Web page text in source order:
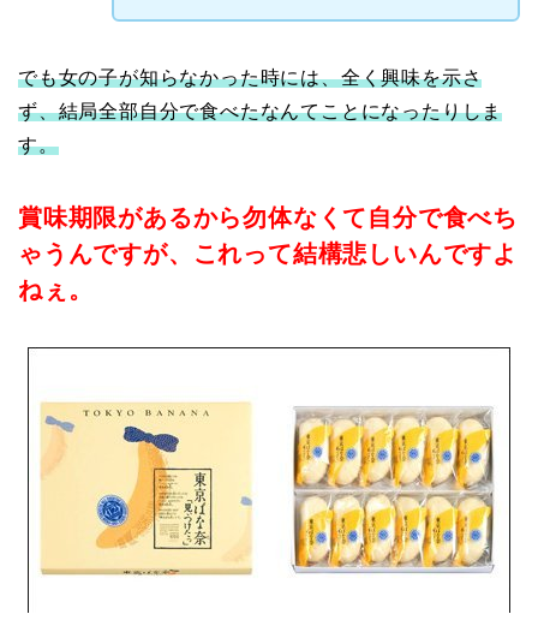
でも女の子が知らなかった時には、全く興味を示さ
ず、結局全部自分で食べたなんてことになったりしま
す。
賞味期限があるから勿体なくて自分で食べち
ゃうんですが、これって結構悲しいんですよ
ねぇ。